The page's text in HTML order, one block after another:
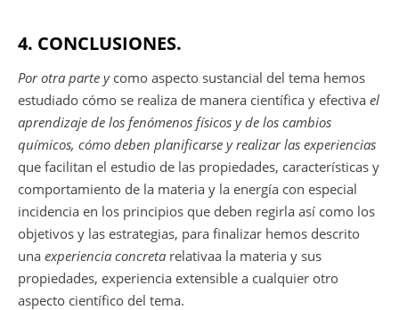
4. CONCLUSIONES.
Por otra parte y como aspecto sustancial del tema hemos
estudiado cómo se realiza de manera científica y efectiva el
aprendizaje de los fenómenos físicos y de los cambios
químicos, cómo deben planificarse y realizar las experiencias
que facilitan el estudio de las propiedades, características y
comportamiento de la materia y la energía con especial
incidencia en los principios que deben regirla así como los
objetivos y las estrategias, para finalizar hemos descrito
una experiencia concreta relativaa la materia y sus
propiedades, experiencia extensible a cualquier otro
aspecto científico del tema.